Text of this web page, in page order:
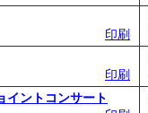
印刷
印刷
イントコンサート